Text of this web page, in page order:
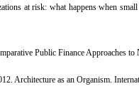
at risk: what happens when
Public Finance Approaches
Architecture as an Organism.